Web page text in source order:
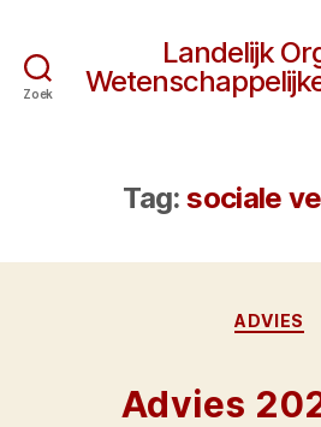
Zoek
Landelijk
Tag: sociale
ADVIES
Advies